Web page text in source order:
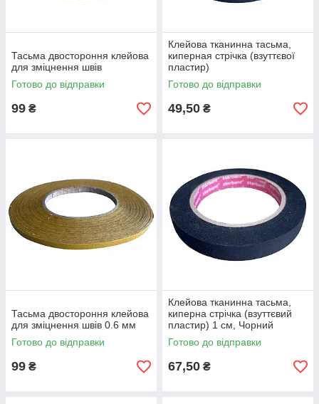
Тасьма двостороння клейова
для зміцнення швів
Готово до відправки
99 ₴
Клейова тканинна тасьма,
киперная стрічка (взуттєвої
пластир)
Готово до відправки
49,50 ₴
Тасьма двостороння клейова
для зміцнення швів 0.6 мм
Готово до відправки
99 ₴
Клейова тканинна тасьма,
киперна стрічка (взуттєвий
пластир) 1 см, Чорний
Готово до відправки
67,50 ₴